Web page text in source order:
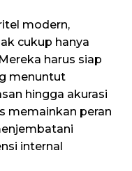
modern,
cukup hanya
harus siap
menuntut
hingga akurasi
memainkan peran
internal